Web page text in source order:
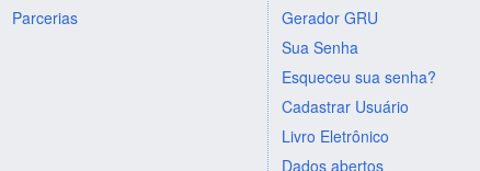
Parcerias
Gerador GRU
Sua Senha
Esqueceu sua senha?
Cadastrar Usuário
Livro Eletrônico
Dados abertos